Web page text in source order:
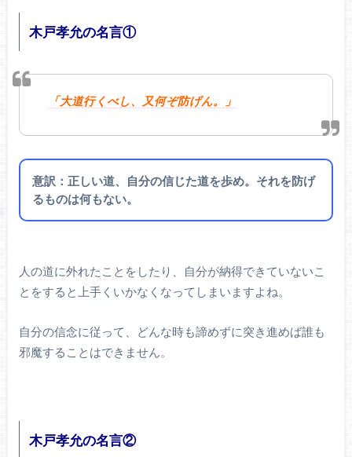
木戸孝允の名言①
「大道行くべし、又何ぞ防げん。」
意訳：正しい道、自分の信じた道を歩め。それを防げ
るものは何もない。
人の道に外れたことをしたり、自分が納得できていないこ
とをすると上手くいかなくなってしまいますよね。
自分の信念に従って、どんな時も諦めずに突き進めば誰も
邪魔することはできません。
木戸孝允の名言②